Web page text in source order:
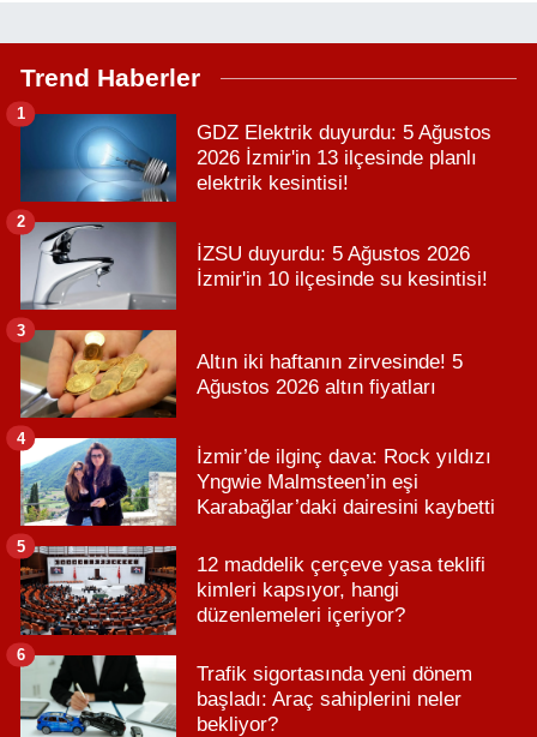
Trend Haberler
GDZ Elektrik duyurdu: 5 Ağustos
2026 İzmir'in 13 ilçesinde planlı
elektrik kesintisi!
1
İZSU duyurdu: 5 Ağustos 2026
İzmir'in 10 ilçesinde su kesintisi!
2
Altın iki haftanın zirvesinde! 5
Ağustos 2026 altın fiyatları
3
İzmir’de ilginç dava: Rock yıldızı
Yngwie Malmsteen’in eşi
Karabağlar’daki dairesini kaybetti
4
12 maddelik çerçeve yasa teklifi
kimleri kapsıyor, hangi
düzenlemeleri içeriyor?
5
Trafik sigortasında yeni dönem
başladı: Araç sahiplerini neler
bekliyor?
6